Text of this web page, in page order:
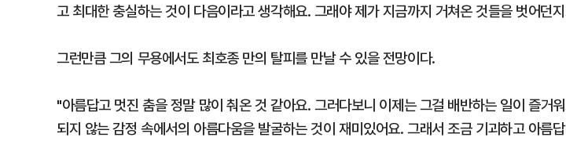
고 최대한 충실하는 것이 다음이라고 생각해요. 그래야 제가 지금까지 거쳐온 것들을 벗어던
그런만큼 그의 무용에서도 최호종 만의 탈피를 만날 수 있을 전망이다.
"아름답고 멋진 춤을 정말 많이 춰온 것 같아요. 그러다보니 이제는 그걸 배반하는 일이 즐거
되지 않는 감정 속에서의 아름다움을 발굴하는 것이 재미있어요. 그래서 조금 기괴하고 아름